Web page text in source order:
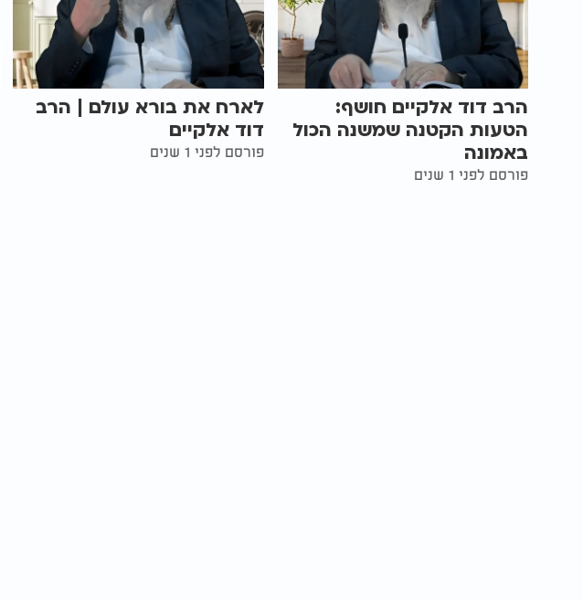
הרב דוד אלקיים חושף:
הטעות הקטנה שמשנה הכול
באמונה
פורסם לפני 1 שנים
לארח את בורא עולם | הרב
דוד אלקיים
פורסם לפני 1 שנים